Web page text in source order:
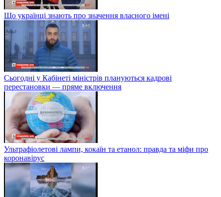
Що українці знають про значення власного імені
Сьогодні у Кабінеті міністрів плануються кадрові
перестановки — пряме включення
Ультрафіолетові лампи, кокаїн та етанол: правда та міфи про
коронавірус